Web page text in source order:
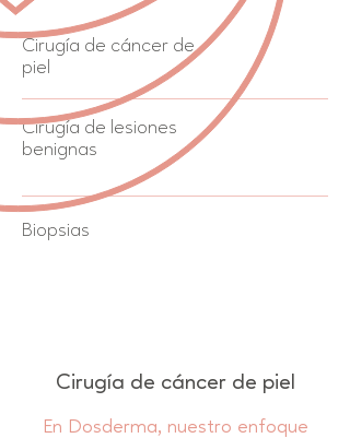
Cirugía de cáncer de
piel
Cirugía de lesiones
benignas
Biopsias
Cirugía de cáncer de piel
En Dosderma, nuestro enfoque